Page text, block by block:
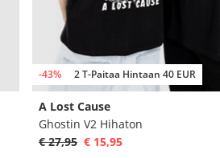
-43% 2 T-Paitaa Hintaan 40 EUR
A Lost Cause
Ghostin V2 Hihaton
€ 27,95 € 15,95